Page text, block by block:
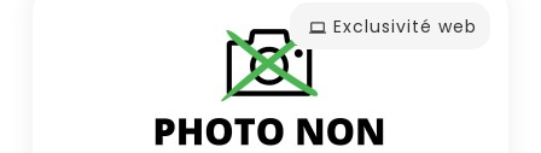
Exclusivité web